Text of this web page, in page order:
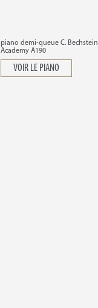
piano demi-queue C. Bechstein
Academy A190
VOIR LE PIANO